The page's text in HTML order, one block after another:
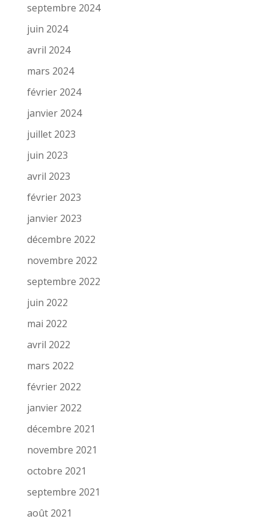
septembre 2024
juin 2024
avril 2024
mars 2024
février 2024
janvier 2024
juillet 2023
juin 2023
avril 2023
février 2023
janvier 2023
décembre 2022
novembre 2022
septembre 2022
juin 2022
mai 2022
avril 2022
mars 2022
février 2022
janvier 2022
décembre 2021
novembre 2021
octobre 2021
septembre 2021
août 2021